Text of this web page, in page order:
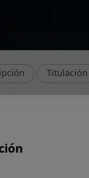
Titulación